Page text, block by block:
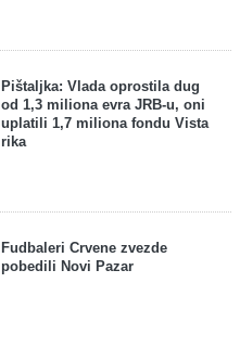
Pištaljka: Vlada oprostila dug
od 1,3 miliona evra JRB-u, oni
uplatili 1,7 miliona fondu Vista
rika
Fudbaleri Crvene zvezde
pobedili Novi Pazar